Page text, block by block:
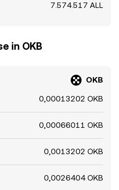
7.574.517 ALL
in OKB
OKB
0,00013202 OKB
0,00066011 OKB
0,0013202 OKB
0,0026404 OKB